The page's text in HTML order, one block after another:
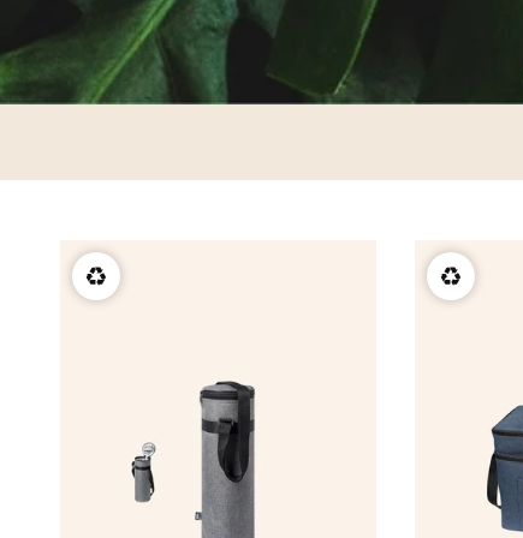
porte-clés
coffret
t-shirt
à partir de
♻️ ♻️